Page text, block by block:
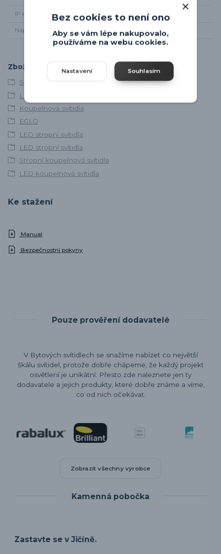
IP krytí
Napájení 220-240V
Zboží zařazeno v kategoriích
Stropní svítidla
LED svítidla
Koupelnová svítidla
EGLO
LED stropní svítidla
LED stropní svítidla
Stropní koupelnová svítidla
LED koupelnová svítidla
Ke stažení
Manual
Bezpečnostní pokyny
Pouze prověření dodavatelé
V Bytových svítidlech se snažíme nabízet co největší
škálu svítidel, protože dobře chápeme, že každý projekt
osvětlení je unikátní. Přesto zde naleznete jen ty
dodavatele a jejich produkty, které dobře známe a víme,
co od nich očekávat.
Zobrazit všechny výrobce
Kamenná pobočka
Zastavte se v Jičíně.
Bez cookies to není ono
Aby se vám lépe nakupovalo,
používáme na webu cookies.
Nastavení Souhlasím